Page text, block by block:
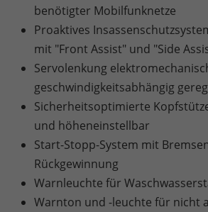
benötigter Mobilfunknetze
Proaktives
mit "Front Assist" und "Side
Servolenkung
geschwindigkeitsabhängig
Sicherheitsoptimierte
und höheneinstellbar
Start-Stopp-System mit
Rückgewinnung
Warnleuchte für
Warnton und -leuchte für nicht